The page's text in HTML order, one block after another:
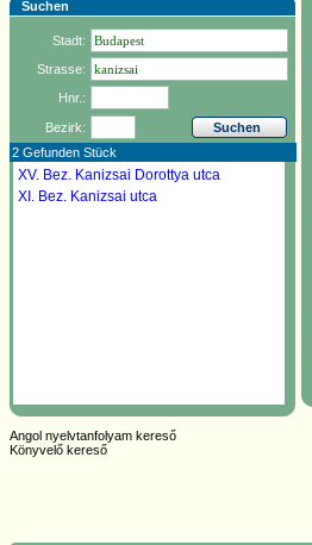
Suchen
Stadt:
Strasse:
Hnr.:
Bezirk:
2 Gefunden Stück
XV. Bez. Kanizsai Dorottya utca
XI. Bez. Kanizsai utca
Angol nyelvtanfolyam kereső
Könyvelő kereső